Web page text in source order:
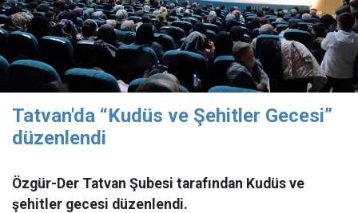
Tatvan'da “Kudüs ve Şehitler Gecesi”
düzenlendi
​​​​​​​Özgür-Der Tatvan Şubesi tarafından Kudüs ve
şehitler gecesi düzenlendi.